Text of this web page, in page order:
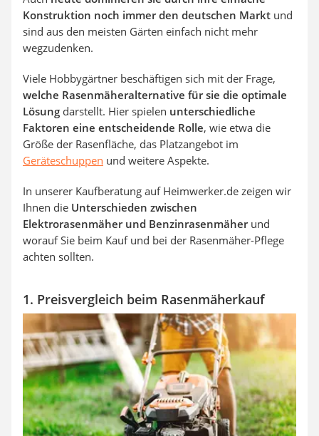
Konstruktion noch immer den deutschen Markt und
sind aus den meisten Gärten einfach nicht mehr
wegzudenken.
Viele Hobbygärtner beschäftigen sich mit der Frage,
welche Rasenmäheralternative für sie die optimale
Lösung darstellt. Hier spielen unterschiedliche
Faktoren eine entscheidende Rolle, wie etwa die
Größe der Rasenfläche, das Platzangebot im
Geräteschuppen und weitere Aspekte.
In unserer Kaufberatung auf Heimwerker.de zeigen wir
Ihnen die Unterschieden zwischen
Elektrorasenmäher und Benzinrasenmäherund
worauf Sie beim Kauf und bei der Rasenmäher-Pflege
achten sollten.
1. Preisvergleich beim Rasenmäherkauf